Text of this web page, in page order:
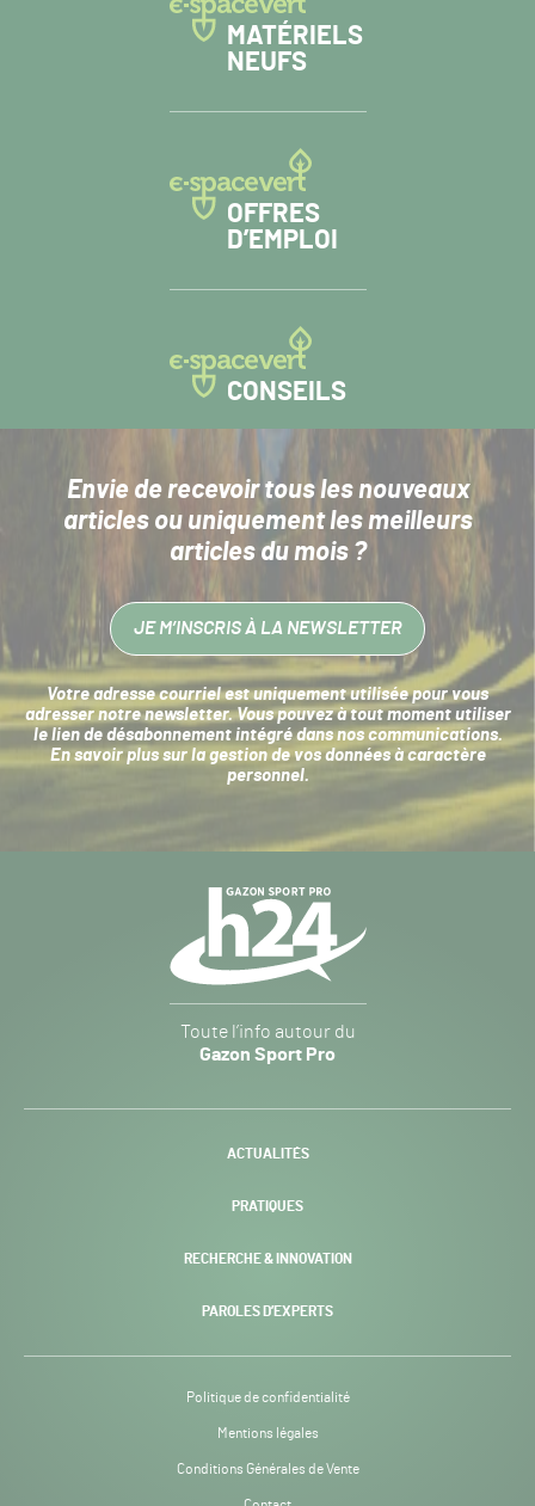
MATÉRIELS
NEUFS
OFFRES
D’EMPLOI
CONSEILS
Envie de recevoir tous les nouveaux
articlesou uniquement les meilleurs
articles du mois ?
JE M’INSCRIS À LA NEWSLETTER
Votre adresse courriel est uniquement utilisée pour vous
adresser notre newsletter. Vous pouvez à tout moment utiliser
le lien de désabonnement intégré dans nos communications.
En savoir plus sur la gestion de vos données à caractère
personnel.
Sport
Pro
-
Toute l’info autour du
Gazon Sport Pro
ACTUALITÉS
PRATIQUES
RECHERCHE & INNOVATION
PAROLES D’EXPERTS
Politique de confidentialité
Mentions légales
Conditions Générales de Vente